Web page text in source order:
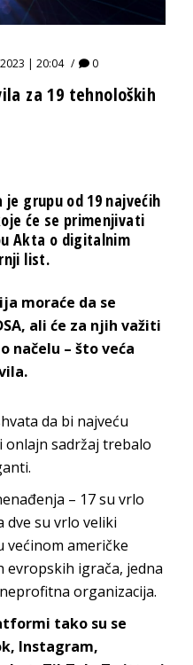
| 20:04 0
za 19 tehnoloških
grupu od 19 najvećih
će se primenjivati
Akta o digitalnim
list.
moraće da se
ali će za njih važiti
načelu – što veća
da bi najveću
sadržaj trebalo
– 17 su vrlo
su vrlo veliki
većinom američke
evropskih igrača, jedna
organizacija.
tako su se
Instagram,